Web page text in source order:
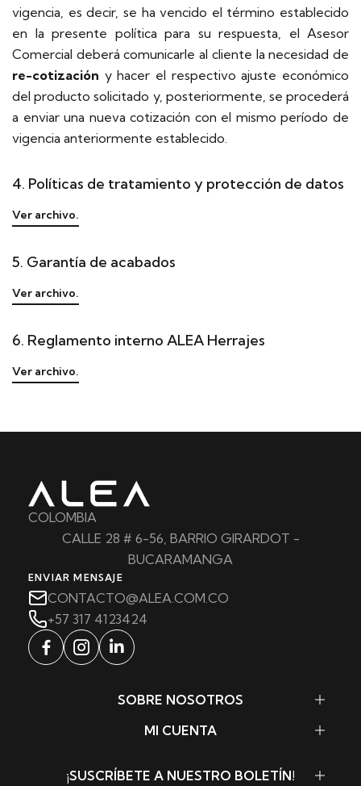
vigencia, es decir, se ha vencido el término establecido
en la presente política para su respuesta, el Asesor
Comercial deberá comunicarle al cliente la necesidad de
re-cotización y hacer el respectivo ajuste económico
del producto solicitado y, posteriormente, se procederá
a enviar una nueva cotización con el mismo período de
vigencia anteriormente establecido.
4. Políticas de tratamiento y protección de datos
Ver archivo.
5. Garantía de acabados
Ver archivo.
6. Reglamento interno ALEA Herrajes
Ver archivo.
COLOMBIA
CALLE 28 # 6-56, BARRIO GIRARDOT -
BUCARAMANGA
ENVIAR MENSAJE
CONTACTO@ALEA.COM.CO
+57 317 4123424
SOBRE NOSOTROS
MI CUENTA
¡SUSCRÍBETE A NUESTRO BOLETÍN!